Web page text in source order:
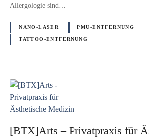
Allergologie sind…
NANO-LASER PMU-ENTFERNUNG
TATTOO-ENTFERNUNG
[BTX]Arts – Privatpraxis für